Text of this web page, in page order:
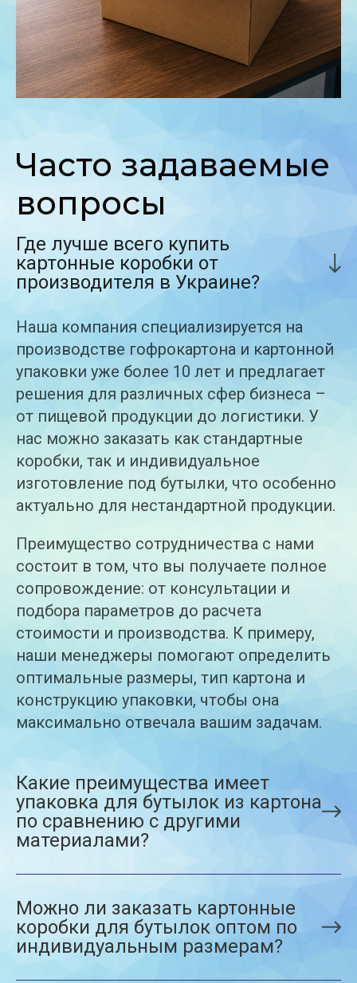
Часто задаваемые
вопросы
Где лучше всего купить
картонные коробки от
производителя в Украине?
Наша компания специализируется на
производстве гофрокартона и картонной
упаковки уже более 10 лет и предлагает
решения для различных сфер бизнеса –
от пищевой продукции до логистики. У
нас можно заказать как стандартные
коробки, так и индивидуальное
изготовление под бутылки, что особенно
актуально для нестандартной продукции.
Преимущество сотрудничества с нами
состоит в том, что вы получаете полное
сопровождение: от консультации и
подбора параметров до расчета
стоимости и производства. К примеру,
наши менеджеры помогают определить
оптимальные размеры, тип картона и
конструкцию упаковки, чтобы она
максимально отвечала вашим задачам.
Какие преимущества имеет
упаковка для бутылок из картона
по сравнению с другими
материалами?
Можно ли заказать картонные
коробки для бутылок оптом по
индивидуальным размерам?